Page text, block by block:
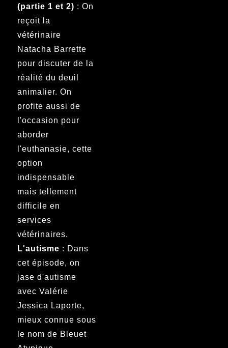
(partie 1 et 2) : On
reçoit la
vétérinaire
Natacha Barrette
pour discuter de la
réalité du deuil
animalier. On
profite aussi de
l'occasion pour
aborder
l'euthanasie, cette
option
indispensable
mais tellement
difficile en
services
vétérinaires.
L'autisme : Dans
cet épisode, on
jase d'autisme
avec Valérie
Jessica Laporte,
mieux connue sous
le nom de Bleuet